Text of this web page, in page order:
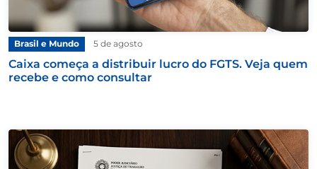
Brasil e Mundo 5 de agosto
Caixa começa a distribuir lucro do FGTS. Veja quem
recebe e como consultar